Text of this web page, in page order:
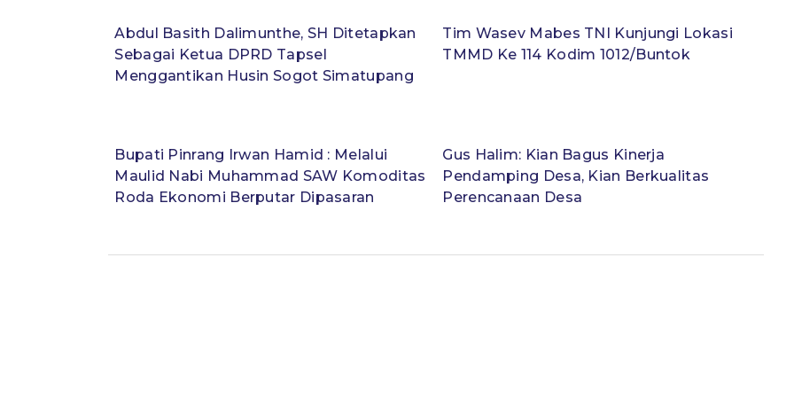
Abdul Basith Dalimunthe, SH Ditetapkan
Sebagai Ketua DPRD Tapsel
Menggantikan Husin Sogot Simatupang
Tim Wasev Mabes TNI Kunjungi Lokasi
TMMD Ke 114 Kodim 1012/Buntok
Bupati Pinrang Irwan Hamid : Melalui
Maulid Nabi Muhammad SAW Komoditas
Roda Ekonomi Berputar Dipasaran
Gus Halim: Kian Bagus Kinerja
Pendamping Desa, Kian Berkualitas
Perencanaan Desa